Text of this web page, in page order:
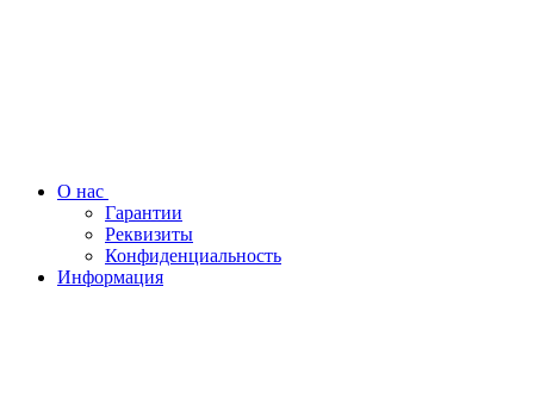
О нас
Гарантии
Реквизиты
Конфиденциальность
Информация